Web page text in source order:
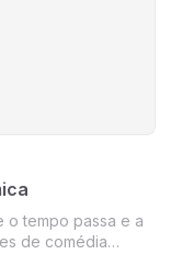
o tempo passa e a
de comédia